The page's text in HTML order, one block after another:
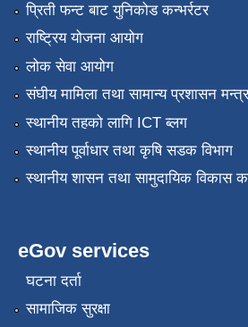
प्रिती फन्ट बाट युनिकोड कन्भर्रटर
राष्ट्रिय योजना आयोग
लोक सेवा आयोग
संघीय मामिला तथा सामान्य प्रशासन
स्थानीय तहको लागि ICT ब्लग
स्थानीय पूर्वाधार तथा कृषि सडक विभाग
स्थानीय शासन तथा सामुदायिक विकास
eGov services
घटना दर्ता
सामाजिक सुरक्षा